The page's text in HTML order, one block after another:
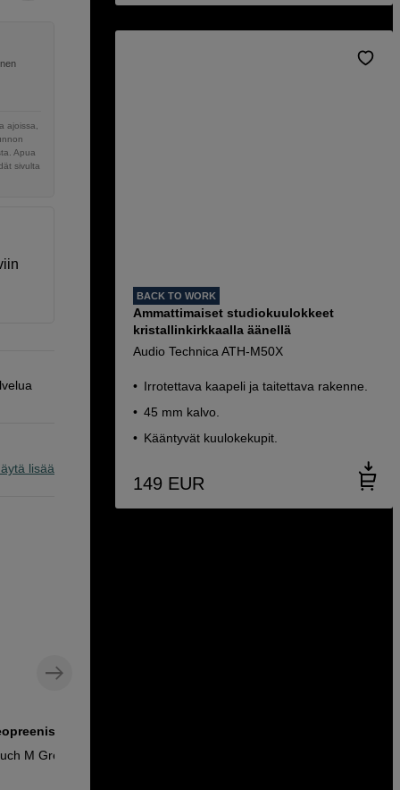
ajoissa,
Apua
sivulta
lisää
M Green
BACK TO WORK
Ammattimaiset studiokuulokkeet
kristallinkirkkaalla äänellä
Audio Technica ATH-M50X
Irrotettava kaapeli ja taitettava rakenne.
45 mm kalvo.
Kääntyvät kuulokekupit.
149 EUR